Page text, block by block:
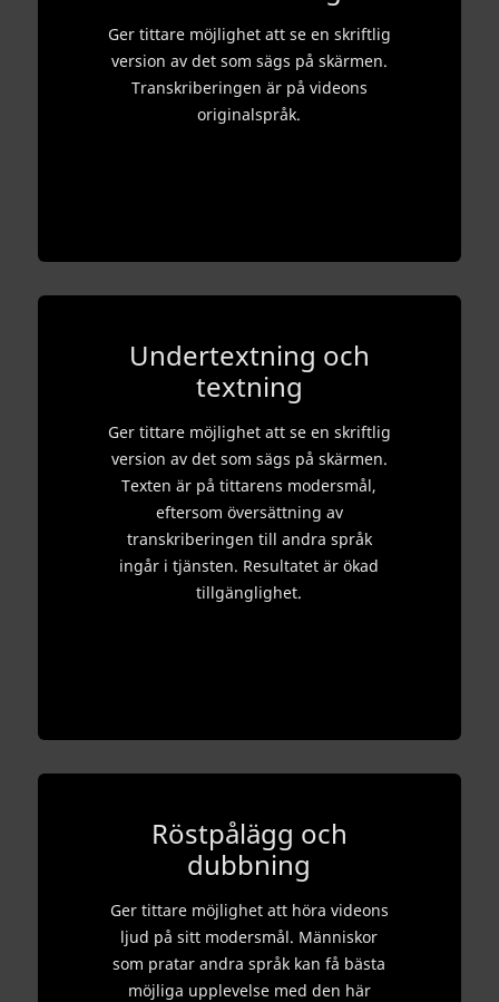
Ger tittare möjlighet att se en skriftlig
version av det som sägs på skärmen.
Transkriberingen är på videons
originalspråk.
Undertextning och
textning
Ger tittare möjlighet att se en skriftlig
version av det som sägs på skärmen.
Texten är på tittarens modersmål,
eftersom översättning av
transkriberingen till andra språk
ingår i tjänsten. Resultatet är ökad
tillgänglighet.
Röstpålägg och
dubbning
Ger tittare möjlighet att höra videons
ljud på sitt modersmål. Människor
som pratar andra språk kan få bästa
möjliga upplevelse med den här